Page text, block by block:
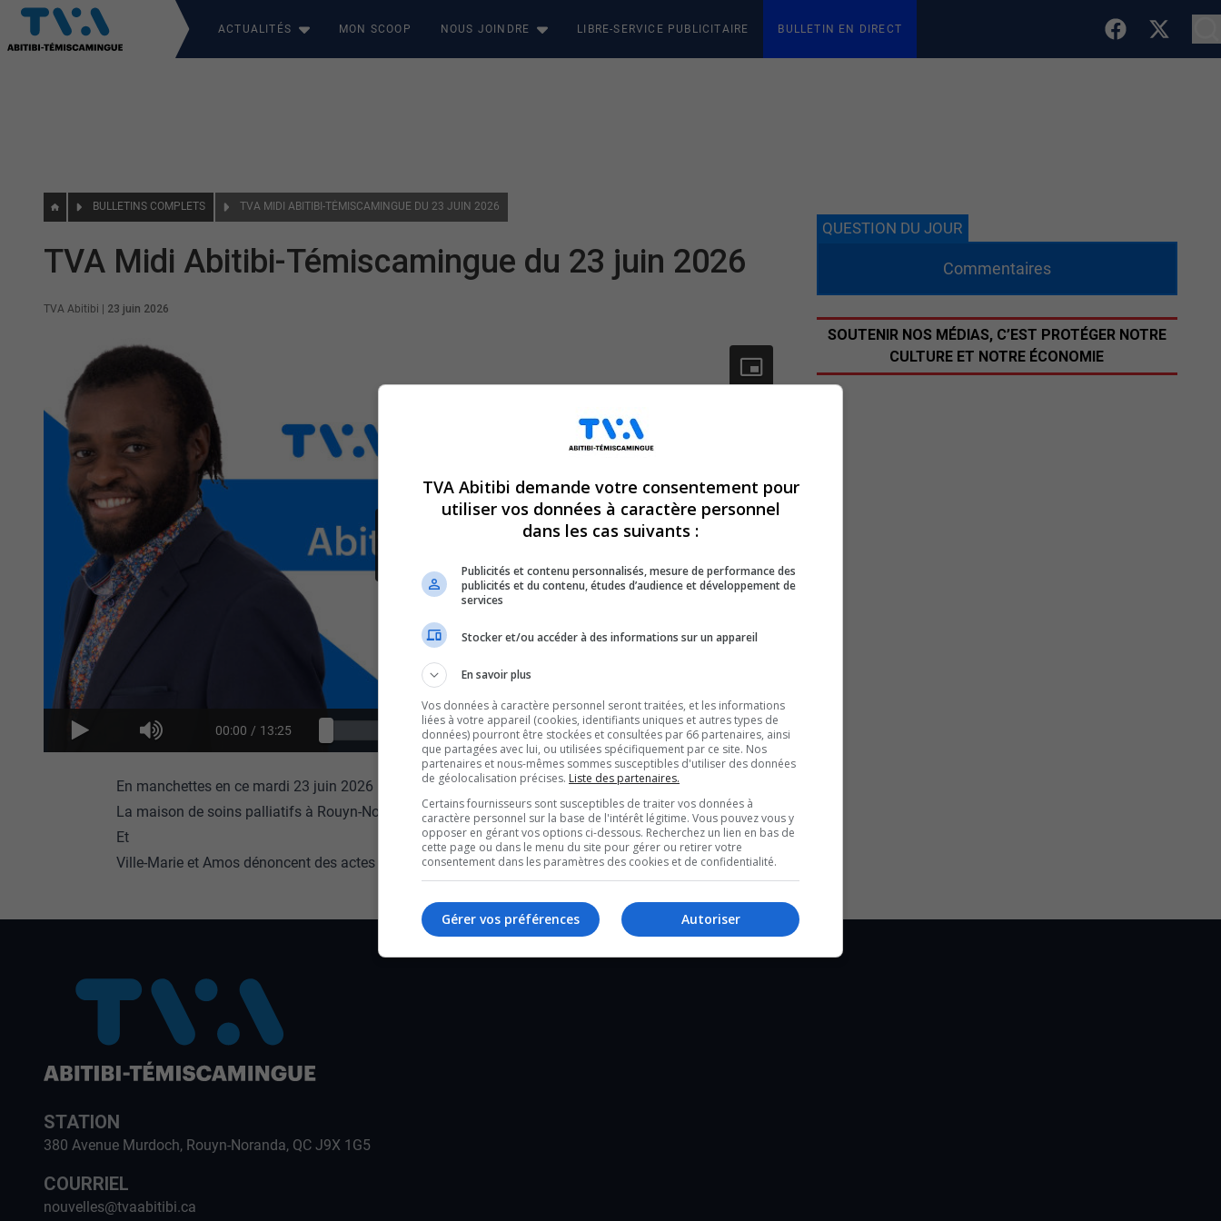
ACTUALITÉS MON SCOOP NOUS JOINDRE LIBRE-SERVICE PUBLICITAIRE BULLETIN EN DIRECT
BULLETINS COMPLETS TVA MIDI ABITIBI-TÉMISCAMINGUE DU 23 JUIN 2026
TVA Midi Abitibi-Témiscamingue du 23 juin 2026
TVA Abitibi 23 juin 2026
00:00 / 13:25
En manchettes en ce mardi 23 juin 2026 :
La maison de soins palliatifs à Rouyn-Noranda risque de fermer tout l’été.
Et
Ville-Marie et Amos dénoncent des actes de vandalisme.
QUESTION DU JOUR
Commentaires
SOUTENIR NOS MÉDIAS, C’EST PROTÉGER NOTRE
CULTURE ET NOTRE ÉCONOMIE
STATION
380 Avenue Murdoch, Rouyn-Noranda, QC J9X 1G5
COURRIEL
nouvelles@tvaabitibi.ca
TVA Abitibi demande votre consentement pour
utiliser vos données à caractère personnel
dans les cas suivants :
Publicités et contenu personnalisés, mesure de performance des
publicités et du contenu, études d’audience et développement de
services
Stocker et/ou accéder à des informations sur un appareil
En savoir plus
Vos données à caractère personnel seront traitées, et les informations
liées à votre appareil (cookies, identifiants uniques et autres types de
données) pourront être stockées et consultées par 66 partenaires, ainsi
que partagées avec lui, ou utilisées spécifiquement par ce site. Nos
partenaires et nous-mêmes sommes susceptibles d'utiliser des données
de géolocalisation précises. Liste des partenaires.
Certains fournisseurs sont susceptibles de traiter vos données à
caractère personnel sur la base de l'intérêt légitime. Vous pouvez vous y
opposer en gérant vos options ci-dessous. Recherchez un lien en bas de
cette page ou dans le menu du site pour gérer ou retirer votre
consentement dans les paramètres des cookies et de confidentialité.
Autoriser
Gérer vos préférences